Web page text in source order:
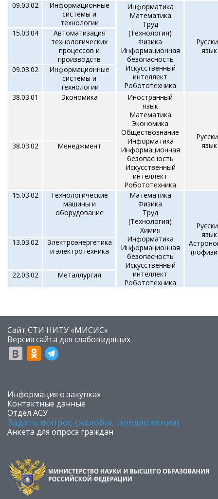
09.03.02
Информационные
системы и
технологии
Информатика
Математика
Труд
(Технология)
Физика
Информационная
безопасность
Искусственный
интеллект
Робототехника
язык
15.03.04
Автоматизация
технологических
процессов и
производств
09.03.02
Информационные
системы и
технологии
38.03.01
Экономика
Иностранный
язык
Математика
Экономика
Обществознание
Информатика
Информационная
безопасность
Искусственный
интеллект
Робототехника
язык
38.03.02 Менеджмент
15.03.02
Технологические
машины и
оборудование
Математика
Физика
Труд
(Технология)
Химия
Информатика
Информационная
безопасность
Искусственный
интеллект
Робототехника
язык
13.03.02
Электроэнергетика
и электротехника
22.03.02 Металлургия
Сайт СТИ НИТУ «МИСИС»
​Версия сайта для слабовидящих
​Информация о закупках
Контактные данные
Отдел АСУ
Задать вопрос (жалобы, предложения)
Анкета для опроса граждан